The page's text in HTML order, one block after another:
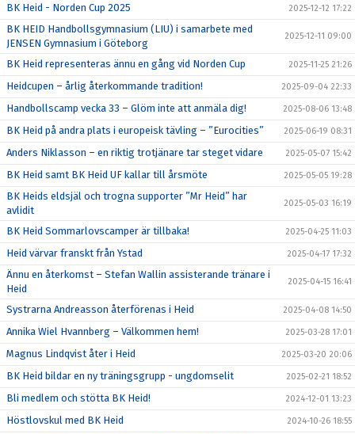
BK Heid - Norden Cup 2025 2025-12-12 17:22
BK HEID Handbollsgymnasium (LIU) i samarbete med
JENSEN Gymnasium i Göteborg
2025-12-11 09:00
BK Heid representeras ännu en gång vid Norden Cup 2025-11-25 21:26
Heidcupen – årlig återkommande tradition! 2025-09-04 22:33
Handbollscamp vecka 33 – Glöm inte att anmäla dig! 2025-08-06 13:48
BK Heid på andra plats i europeisk tävling – ”Eurocities” 2025-06-19 08:31
Anders Niklasson – en riktig trotjänare tar steget vidare 2025-05-07 15:42
BK Heid samt BK Heid UF kallar till årsmöte 2025-05-05 19:28
BK Heids eldsjäl och trogna supporter ”Mr Heid” har
avlidit
2025-05-03 16:19
BK Heid Sommarlovscamper är tillbaka! 2025-04-25 11:03
Heid värvar franskt från Ystad 2025-04-17 17:32
Ännu en återkomst – Stefan Wallin assisterande tränare i
Heid
2025-04-15 16:41
Systrarna Andreasson återförenas i Heid 2025-04-08 14:50
Annika Wiel Hvannberg – Välkommen hem! 2025-03-28 17:01
Magnus Lindqvist åter i Heid 2025-03-20 20:06
BK Heid bildar en ny träningsgrupp - ungdomselit 2025-02-21 18:52
Bli medlem och stötta BK Heid! 2024-12-01 13:23
Höstlovskul med BK Heid 2024-10-26 18:55